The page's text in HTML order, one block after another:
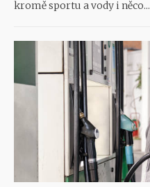
kromě sportu a vody i něco...